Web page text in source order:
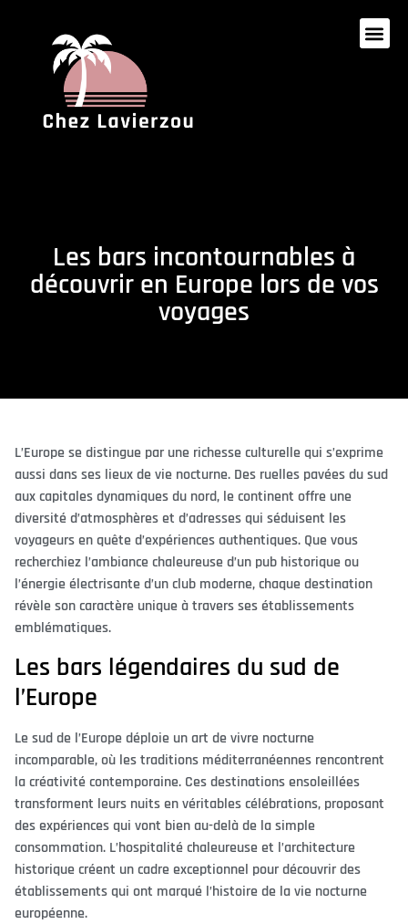
Les bars incontournables à
découvrir en Europe lors de vos
voyages
L’Europe se distingue par une richesse culturelle qui s’exprime
aussi dans ses lieux de vie nocturne. Des ruelles pavées du sud
aux capitales dynamiques du nord, le continent offre une
diversité d’atmosphères et d’adresses qui séduisent les
voyageurs en quête d’expériences authentiques. Que vous
recherchiez l’ambiance chaleureuse d’un pub historique ou
l’énergie électrisante d’un club moderne, chaque destination
révèle son caractère unique à travers ses établissements
emblématiques.
Les bars légendaires du sud de
l’Europe
Le sud de l’Europe déploie un art de vivre nocturne
incomparable, où les traditions méditerranéennes rencontrent
la créativité contemporaine. Ces destinations ensoleillées
transforment leurs nuits en véritables célébrations, proposant
des expériences qui vont bien au-delà de la simple
consommation. L’hospitalité chaleureuse et l’architecture
historique créent un cadre exceptionnel pour découvrir des
établissements qui ont marqué l’histoire de la vie nocturne
européenne.